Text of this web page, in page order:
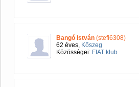
Bangó István (stefi6308)
62 éves, Kőszeg
Közösségei: FIAT klub